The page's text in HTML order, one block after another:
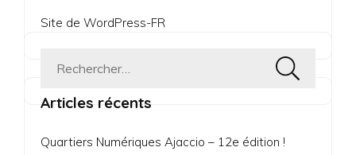
Site de WordPress-FR
Rechercher :
Articles récents
Quartiers Numériques Ajaccio – 12e édition !